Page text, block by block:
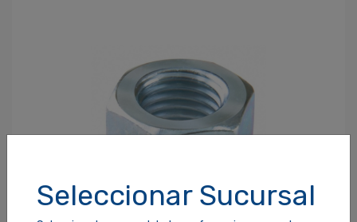
Seleccionar Sucursal
Recordarme ACCEDER